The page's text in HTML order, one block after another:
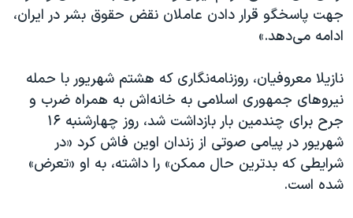
سفر پرزیدنت ترامپ به چین
جهت پاسخگو قرار دادن عاملان نقض حقوق بشر در ایران،
ادامه می‌دهد.»
نازیلا معروفیان، روزنامه‌نگاری که هشتم شهریور با حمله
نیروهای جمهوری اسلامی به خانه‌اش به همراه ضرب و
جرح برای چندمین بار بازداشت شد، روز چهارشنبه ۱۶
شهریور در پیامی صوتی از زندان اوین فاش کرد «در
شرایطی که بدترین حال ممکن» را داشته، به او «تعرض»
شده است.